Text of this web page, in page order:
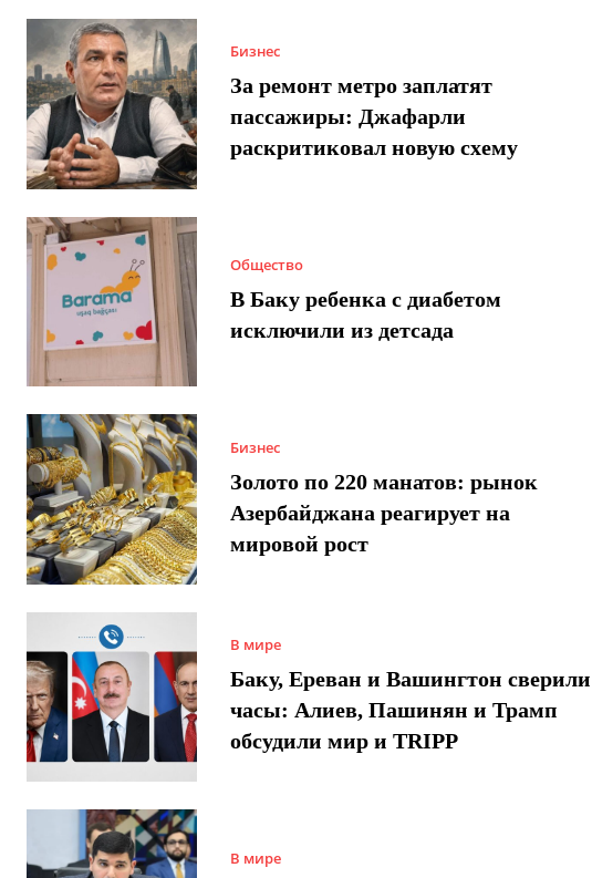
Бизнес
За ремонт метро заплатят
пассажиры: Джафарли
раскритиковал новую схему
Общество
В Баку ребенка с диабетом
исключили из детсада
Бизнес
Золото по 220 манатов: рынок
Азербайджана реагирует на
мировой рост
В мире
Баку, Ереван и Вашингтон сверили
часы: Алиев, Пашинян и Трамп
обсудили мир и TRIPP
В мире